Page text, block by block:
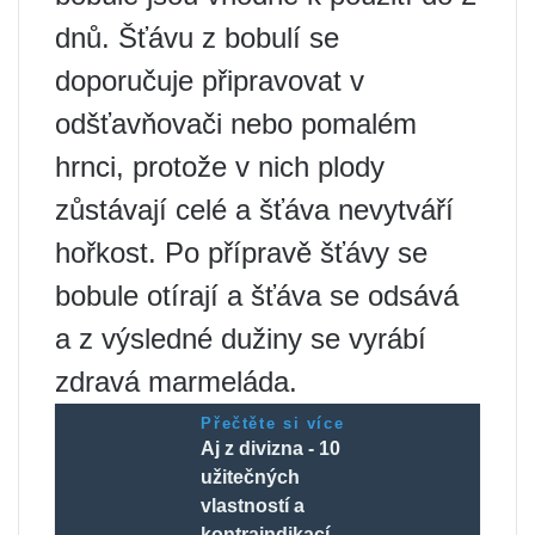
dnů. Šťávu z bobulí se
doporučuje připravovat v
odšťavňovači nebo pomalém
hrnci, protože v nich plody
zůstávají celé a šťáva nevytváří
hořkost. Po přípravě šťávy se
bobule otírají a šťáva se odsává
a z výsledné dužiny se vyrábí
zdravá marmeláda.
Přečtěte si více
Aj z divizna - 10
užitečných
vlastností a